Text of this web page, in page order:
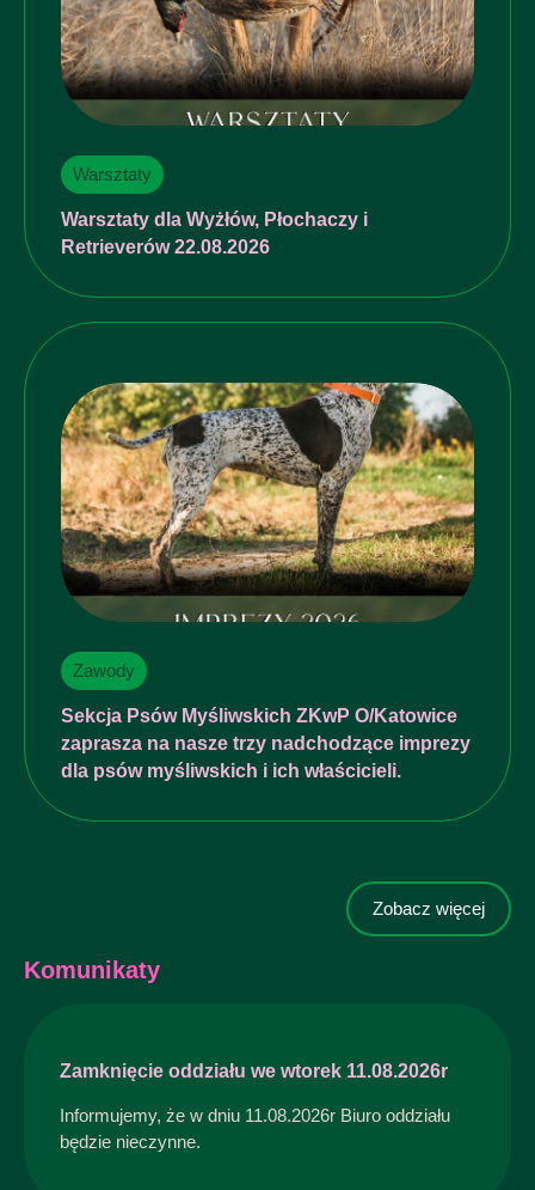
Warsztaty
Warsztaty dla Wyżłów, Płochaczy i
Retrieverów 22.08.2026
Zawody
Sekcja Psów Myśliwskich ZKwP O/Katowice
zaprasza na nasze trzy nadchodzące imprezy
dla psów myśliwskich i ich właścicieli.
Zobacz więcej
Komunikaty
Zamknięcie oddziału we wtorek 11.08.2026r
Informujemy, że w dniu 11.08.2026r Biuro oddziału
będzie nieczynne.